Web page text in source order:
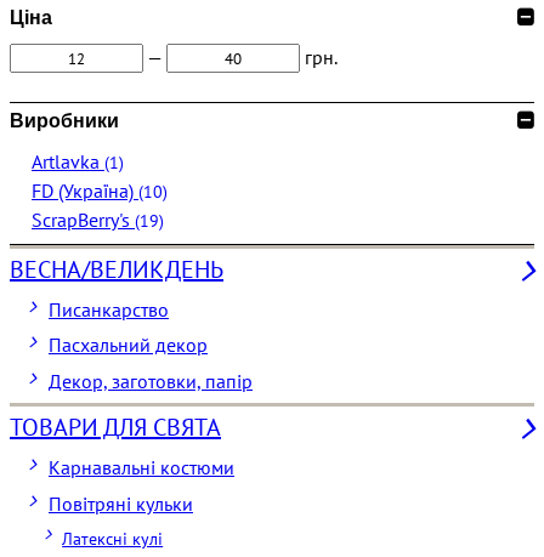
Ціна
— грн.
Виробники
Artlavka (1)
FD (Україна) (10)
ScrapBerry's (19)
ВЕСНА/ВЕЛИКДЕНЬ
Писанкарство
Пасхальний декор
Декор, заготовки, папір
ТОВАРИ ДЛЯ СВЯТА
Карнавальні костюми
Повітряні кульки
Латексні кулі